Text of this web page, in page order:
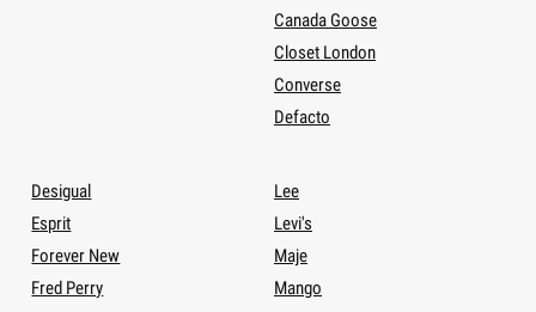
Canada Goose
Closet London
Converse
Defacto
Desigual
Esprit
Forever New
Fred Perry
Lee
Levi's
Maje
Mango